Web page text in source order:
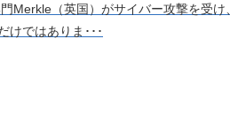
Merkle（英国）がサイバー攻撃を受
けではありま･･･